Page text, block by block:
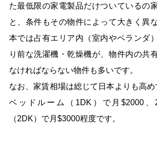
た最低限の家電製品だけついているの
と、条件もその物件によって大きく異
本では占有エリア内（室内やベランダ
り前な洗濯機・乾燥機が、物件内の共
なければならない物件も多いです。
なお、家賃相場は総じて日本よりも高
ベッドルーム（1DK）で月$2000
（2DK）で月$3000程度です。